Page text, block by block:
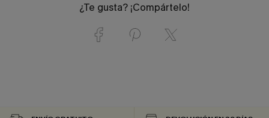
¿Te gusta? ¡Compártelo!